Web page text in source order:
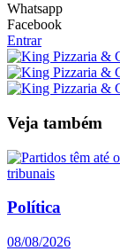
Whatsapp
Facebook
Entrar
Veja também
Política
08/08/2026